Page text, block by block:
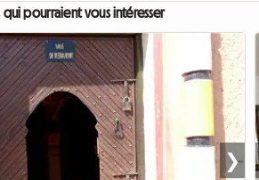
pourraient vous intéresser
❯